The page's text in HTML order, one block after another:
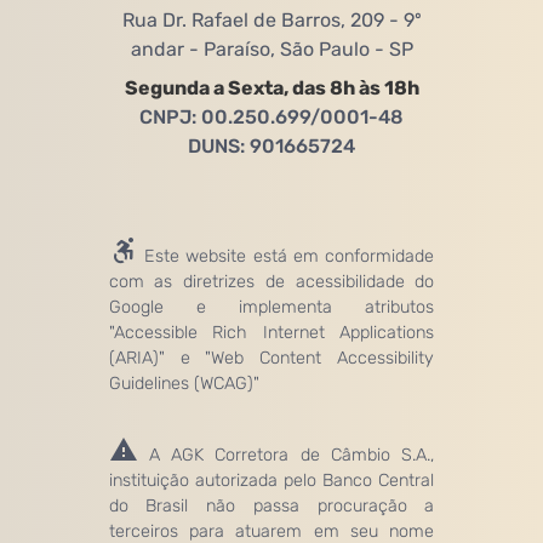
Rua Dr. Rafael de Barros, 209 - 9º
andar - Paraíso, São Paulo - SP
Segunda a Sexta, das 8h às 18h
CNPJ: 00.250.699/0001-48
DUNS: 901665724
Este website está em conformidade
com as diretrizes de acessibilidade do
Google e implementa atributos
"Accessible Rich Internet Applications
(ARIA)" e "Web Content Accessibility
Guidelines (WCAG)"
A AGK Corretora de Câmbio S.A.,
instituição autorizada pelo Banco Central
do Brasil não passa procuração a
terceiros para atuarem em seu nome